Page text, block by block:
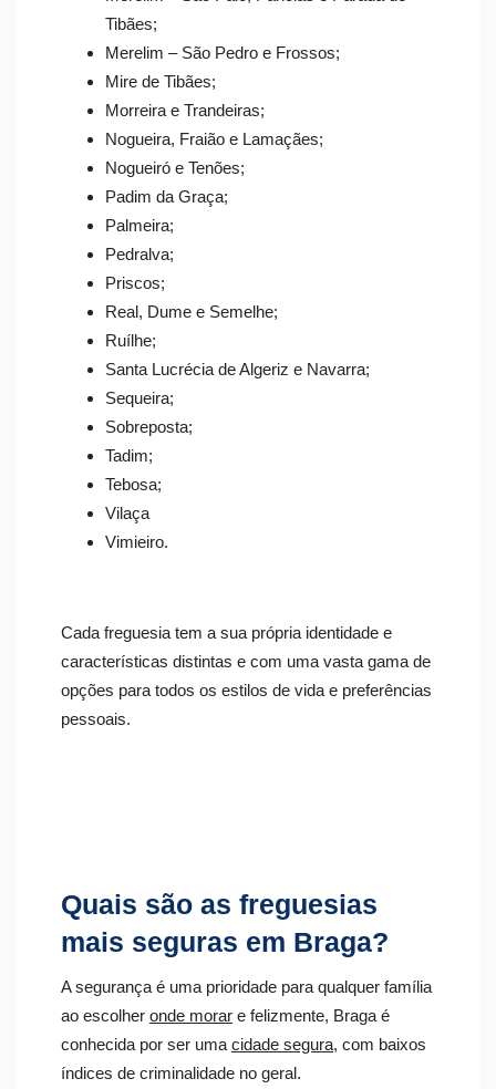
Tibães;
Merelim – São Pedro e Frossos;
Mire de Tibães;
Morreira e Trandeiras;
Nogueira, Fraião e Lamaçães;
Nogueiró e Tenões;
Padim da Graça;
Palmeira;
Pedralva;
Priscos;
Real, Dume e Semelhe;
Ruílhe;
Santa Lucrécia de Algeriz e Navarra;
Sequeira;
Sobreposta;
Tadim;
Tebosa;
Vilaça
Vimieiro.
Cada freguesia tem a sua própria identidade e
características distintas e com uma vasta gama de
opções para todos os estilos de vida e preferências
pessoais.
Quais são as freguesias
mais seguras em Braga?
A segurança é uma prioridade para qualquer família
ao escolher onde morar e felizmente, Braga é
conhecida por ser uma cidade segura, com baixos
índices de criminalidade no geral.